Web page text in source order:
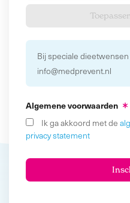
Bij speciale
info@medprevent.nl
Algemene voorwaarden
Ik ga akkoord met de
privacy statement